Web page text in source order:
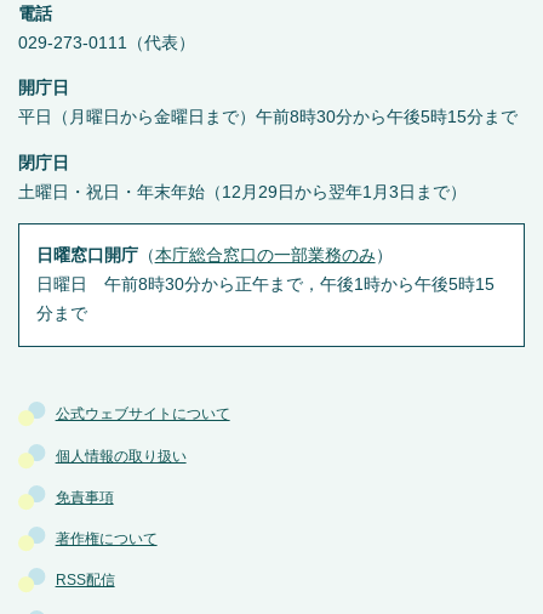
公式ウェブサイトについて
個人情報の取り扱い
免責事項
著作権について
RSS配信
電話
029-273-0111（代表）
開庁日
平日（月曜日から金曜日まで）午前8時30分から午後5時15分まで
閉庁日
土曜日・祝日・年末年始（12月29日から翌年1月3日まで）
日曜窓口開庁（本庁総合窓口の一部業務のみ ）
日曜日 午前8時30分から正午まで，午後1時から午後5時15
分まで